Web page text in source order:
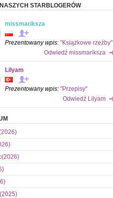
STARBLOGERÓW
missmariksza
Prezentowany wpis: "Książkowe rzeźby"
Odwiedź missmariksza
Lilyam
Prezentowany wpis: "Przepisy"
Odwiedź Lilyam